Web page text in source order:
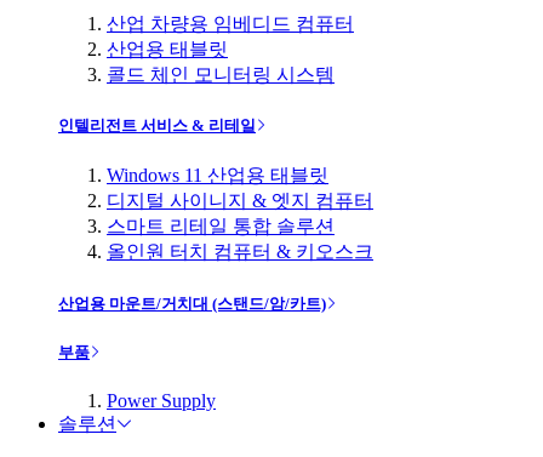
산업 차량용 임베디드 컴퓨터
산업용 태블릿
콜드 체인 모니터링 시스템
인텔리전트 서비스 & 리테일
Windows 11 산업용 태블릿
디지털 사이니지 & 엣지 컴퓨터
스마트 리테일 통합 솔루션
올인원 터치 컴퓨터 & 키오스크
산업용 마운트/거치대 (스탠드/암/카트)
부품
Power Supply
솔루션